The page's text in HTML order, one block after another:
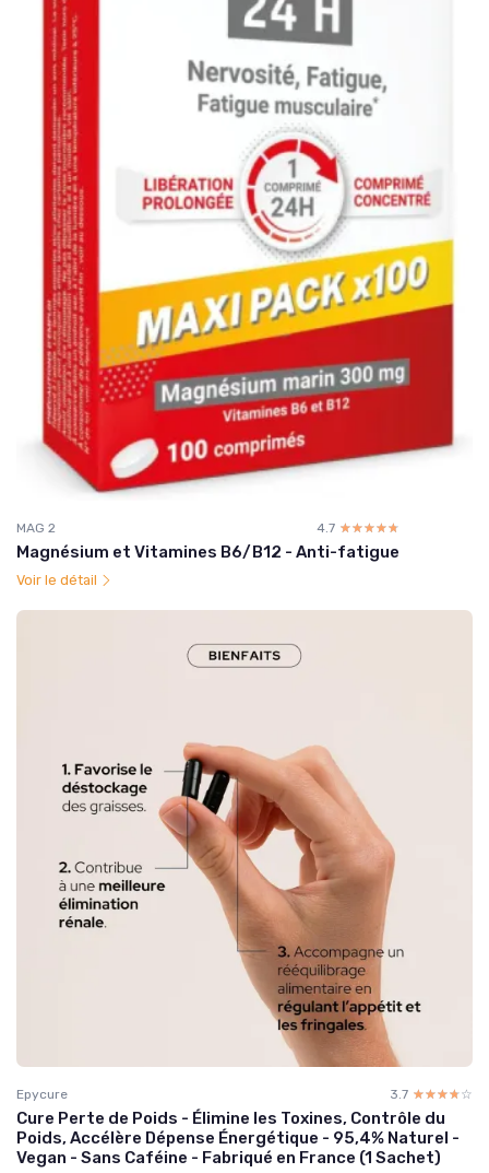
MAG 2 4.7 ☆☆☆☆☆
★★★★★
Magnésium et Vitamines B6/B12 - Anti-fatigue
Voir le détail
Epycure 3.7 ☆☆☆☆☆
★★★★★
Cure Perte de Poids - Élimine les Toxines, Contrôle du
Poids, Accélère Dépense Énergétique - 95,4% Naturel -
Vegan - Sans Caféine - Fabriqué en France (1 Sachet)